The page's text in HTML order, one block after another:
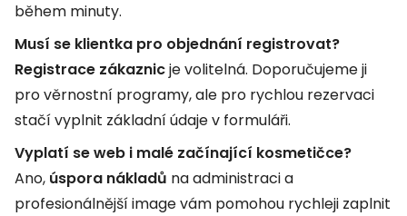
během minuty.
Musí se klientka pro objednání registrovat?
Registrace zákaznicje volitelná. Doporučujeme ji
pro věrnostní programy, ale pro rychlou rezervaci
stačí vyplnit základní údaje v formuláři.
Vyplatí se web i malé začínající kosmetičce?
Ano, úspora nákladů na administraci a
profesionálnější image vám pomohou rychleji zaplnit